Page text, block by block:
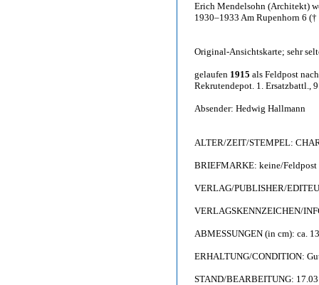
Erich Mendelsohn (Architekt)
1930–1933 Am Rupenhorn 6
Original-Ansichtskarte; sehr
gelaufen 1915 als Feldpost
Rekrutendepot. 1. Ersatzbattl.,
Absender: Hedwig Hallmann
ALTER/ZEIT/STEMPEL:
BRIEFMARKE: keine/Feldpost
VERLAG/PUBLISHER/
VERLAGSKENNZEICHEN/
ABMESSUNGEN (in cm): ca.
ERHALTUNG/CONDITION:
STAND/BEARBEITUNG: